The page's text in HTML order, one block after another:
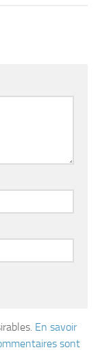
En savoir
sont